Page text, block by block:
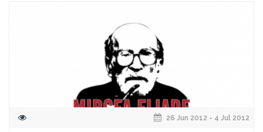
26 Jun 2012 - 4 Jul 2012